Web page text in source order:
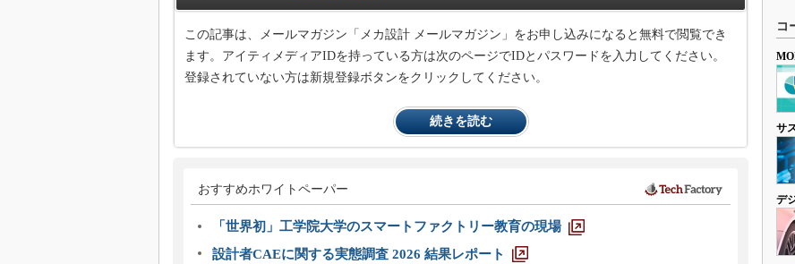
この記事は、メールマガジン「メカ設計 メールマガジン」をお申し込みになると無料で閲覧でき
ます。アイティメディアIDを持っている方は次のページでIDとパスワードを入力してください。
登録されていない方は新規登録ボタンをクリックしてください。
続きを読む
おすすめホワイトペーパー
「世界初」工学院大学のスマートファクトリー教育の現場
設計者CAEに関する実態調査 2026 結果レポート
コ
サ
デ